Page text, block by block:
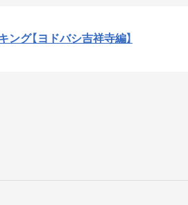
ング【ヨドバシ吉祥寺編】